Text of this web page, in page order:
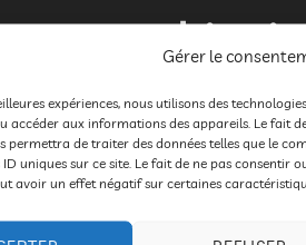
Gérer le
expériences, nous utilisons des
accéder aux informations des appareils. Le fait
permettra de traiter des données telles que le
uniques sur ce site. Le fait de ne pas consentir
avoir un effet négatif sur certaines
2016,Formations
Publié
le
5 décembre
à la Cacharde Formation : la
chinoises, A destination des
Lieu : Salle …